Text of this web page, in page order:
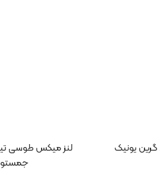
یونیک
لنز میکس طوسی